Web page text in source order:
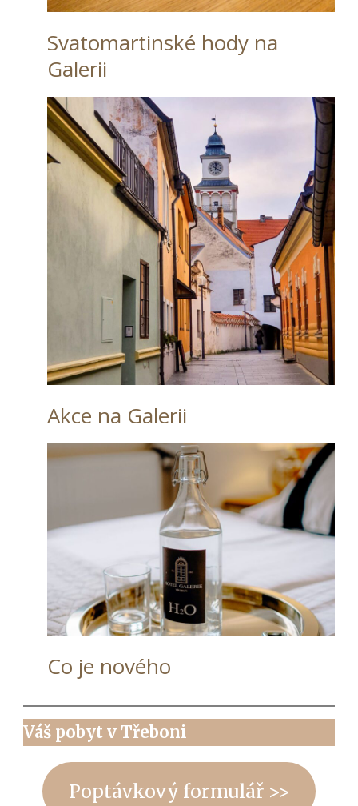
Svatomartinské hody na
Galerii
Akce na Galerii
Co je nového
Váš pobyt v Třeboni
Poptávkový formulář >>